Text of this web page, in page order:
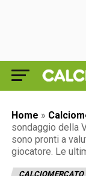
Home »
sondaggio della
sono pronti a
giocatore. Le
CALCIOMERCATO